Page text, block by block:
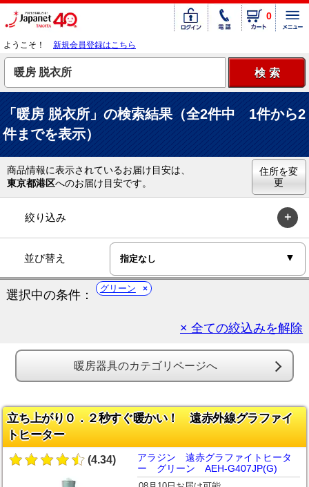
0
ようこそ！ 新規会員登録はこちら
「暖房 脱衣所」の検索結果（全2件中 1件から2
件までを表示）
商品情報に表示されているお届け目安は、
東京都港区へのお届け目安です。
住所を変
更
絞り込み
並び替え
選択中の条件： グリーン
× 全ての絞込みを解除
暖房器具のカテゴリページへ
立ち上がり０．２秒すぐ暖かい！ 遠赤外線グラファイ
トヒーター
(4.34)
アラジン 遠赤グラファイトヒータ
ー グリーン AEH-G407JP(G)